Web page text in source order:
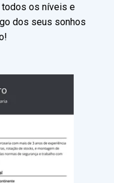
os níveis e
dos seus sonhos